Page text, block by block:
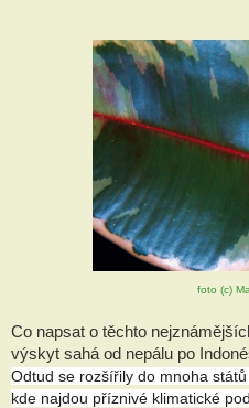
foto (c)
Co napsat o těchto
výskyt sahá od nepálu po
Odtud se rozšířily do mnoha
kde najdou příznivé klimatické